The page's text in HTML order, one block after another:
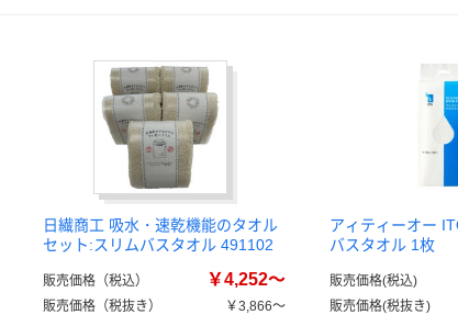
日繊商工 吸水・速乾機能のタオル
セット:スリムバスタオル 491102
販売価格（税込） ￥4,252～
販売価格（税抜き）
￥3,866～
アィティーオー
バスタオル 1枚
販売価格(税込)
販売価格(税抜き)